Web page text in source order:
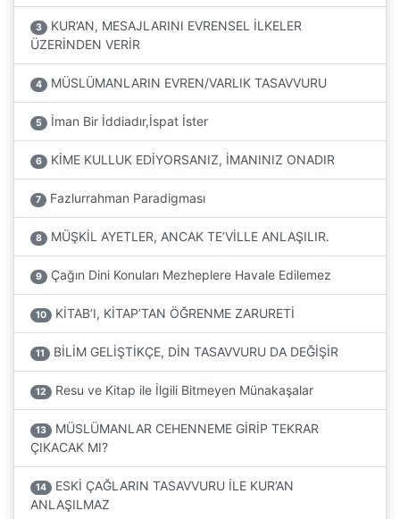
3
KUR’AN, MESAJLARINI EVRENSEL İLKELER
ÜZERİNDEN VERİR
4 MÜSLÜMANLARIN EVREN/VARLIK TASAVVURU
5 İman Bir İddiadır,İspat İster
6 KİME KULLUK EDİYORSANIZ, İMANINIZ ONADIR
7 Fazlurrahman Paradigması
8 MÜŞKİL AYETLER, ANCAK TE’VİLLE ANLAŞILIR.
9 Çağın Dini Konuları Mezheplere Havale Edilemez
10 KİTAB’I, KİTAP’TAN ÖĞRENME ZARURETİ
11 BİLİM GELİŞTİKÇE, DİN TASAVVURU DA DEĞİŞİR
12 Resu ve Kitap ile İlgili Bitmeyen Münakaşalar
13
MÜSLÜMANLAR CEHENNEME GİRİP TEKRAR
ÇIKACAK MI?
14
ESKİ ÇAĞLARIN TASAVVURU İLE KUR’AN
ANLAŞILMAZ